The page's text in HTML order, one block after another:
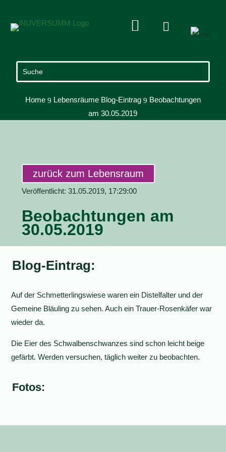
 
Home 9 Lebensräume Blog-Eintrag 9 Beobachtungen
am 30.05.2019
zurück zum Lebensraum
Veröffentlicht: 31.05.2019, 17:29:00
Beobachtungen am
30.05.2019
Blog-Eintrag:
Auf der Schmetterlingswiese waren ein Distelfalter und der
Gemeine Bläuling zu sehen. Auch ein Trauer-Rosenkäfer war
wieder da.
Die Eier des Schwalbenschwanzes sind schon leicht beige
gefärbt. Werden versuchen, täglich weiter zu beobachten.
Fotos: